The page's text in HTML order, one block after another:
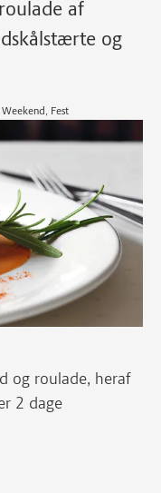
af
og
Fest
og roulade, heraf
2 dage